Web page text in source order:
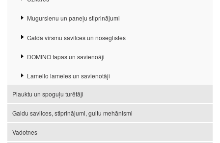
Mugursienu un paneļu stiprinājumi
Galda virsmu savilces un noseglīstes
DOMINO tapas un savienoāji
Lamello lameles un savienotāji
Plauktu un spoguļu turētāji
Galdu savilces, stiprinājumi, gultu mehānismi
Vadotnes